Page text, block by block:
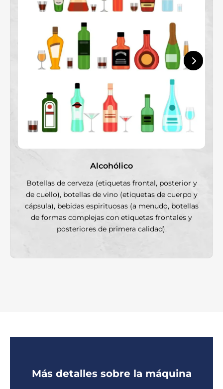
Alcohólico
Botellas de cerveza (etiquetas frontal, posterior y
de cuello), botellas de vino (etiquetas de cuerpo y
cápsula), bebidas espirituosas (a menudo, botellas
de formas complejas con etiquetas frontales y
posteriores de primera calidad).
Más detalles sobre la máquina